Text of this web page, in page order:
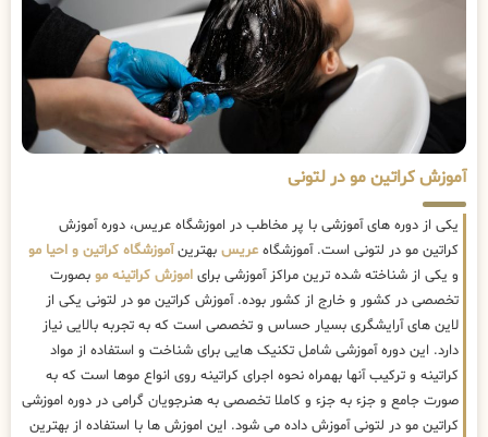
آموزش کراتین مو در لتونی
یکی از دوره های آموزشی با پر مخاطب در اموزشگاه عریس، دوره آموزش
کراتین مو در لتونی است. آموزشگاه عریس بهترینآموزشگاه کراتین و احیا مو
و یکی از شناخته شده ترین مراکز آموزشی برای اموزش کراتینه مو بصورت
تخصصی در کشور و خارج از کشور بوده. آموزش کراتین مو در لتونی یکی از
لاین های آرایشگری بسیار حساس و تخصصی است که به تجربه بالایی نیاز
دارد. این دوره آموزشی شامل تکنیک هایی برای شناخت و استفاده از مواد
کراتینه و ترکیب آنها بهمراه نحوه اجرای کراتینه روی انواع موها است که به
صورت جامع و جزء به جزء و کاملا تخصصی به هنرجویان گرامی در دوره اموزشی
کراتین مو در لتونی آموزش داده می شود. این اموزش ها با استفاده از بهترین